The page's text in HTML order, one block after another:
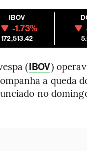
IBOV
-1.73%
172,513.42
(IBOV)
a queda
no